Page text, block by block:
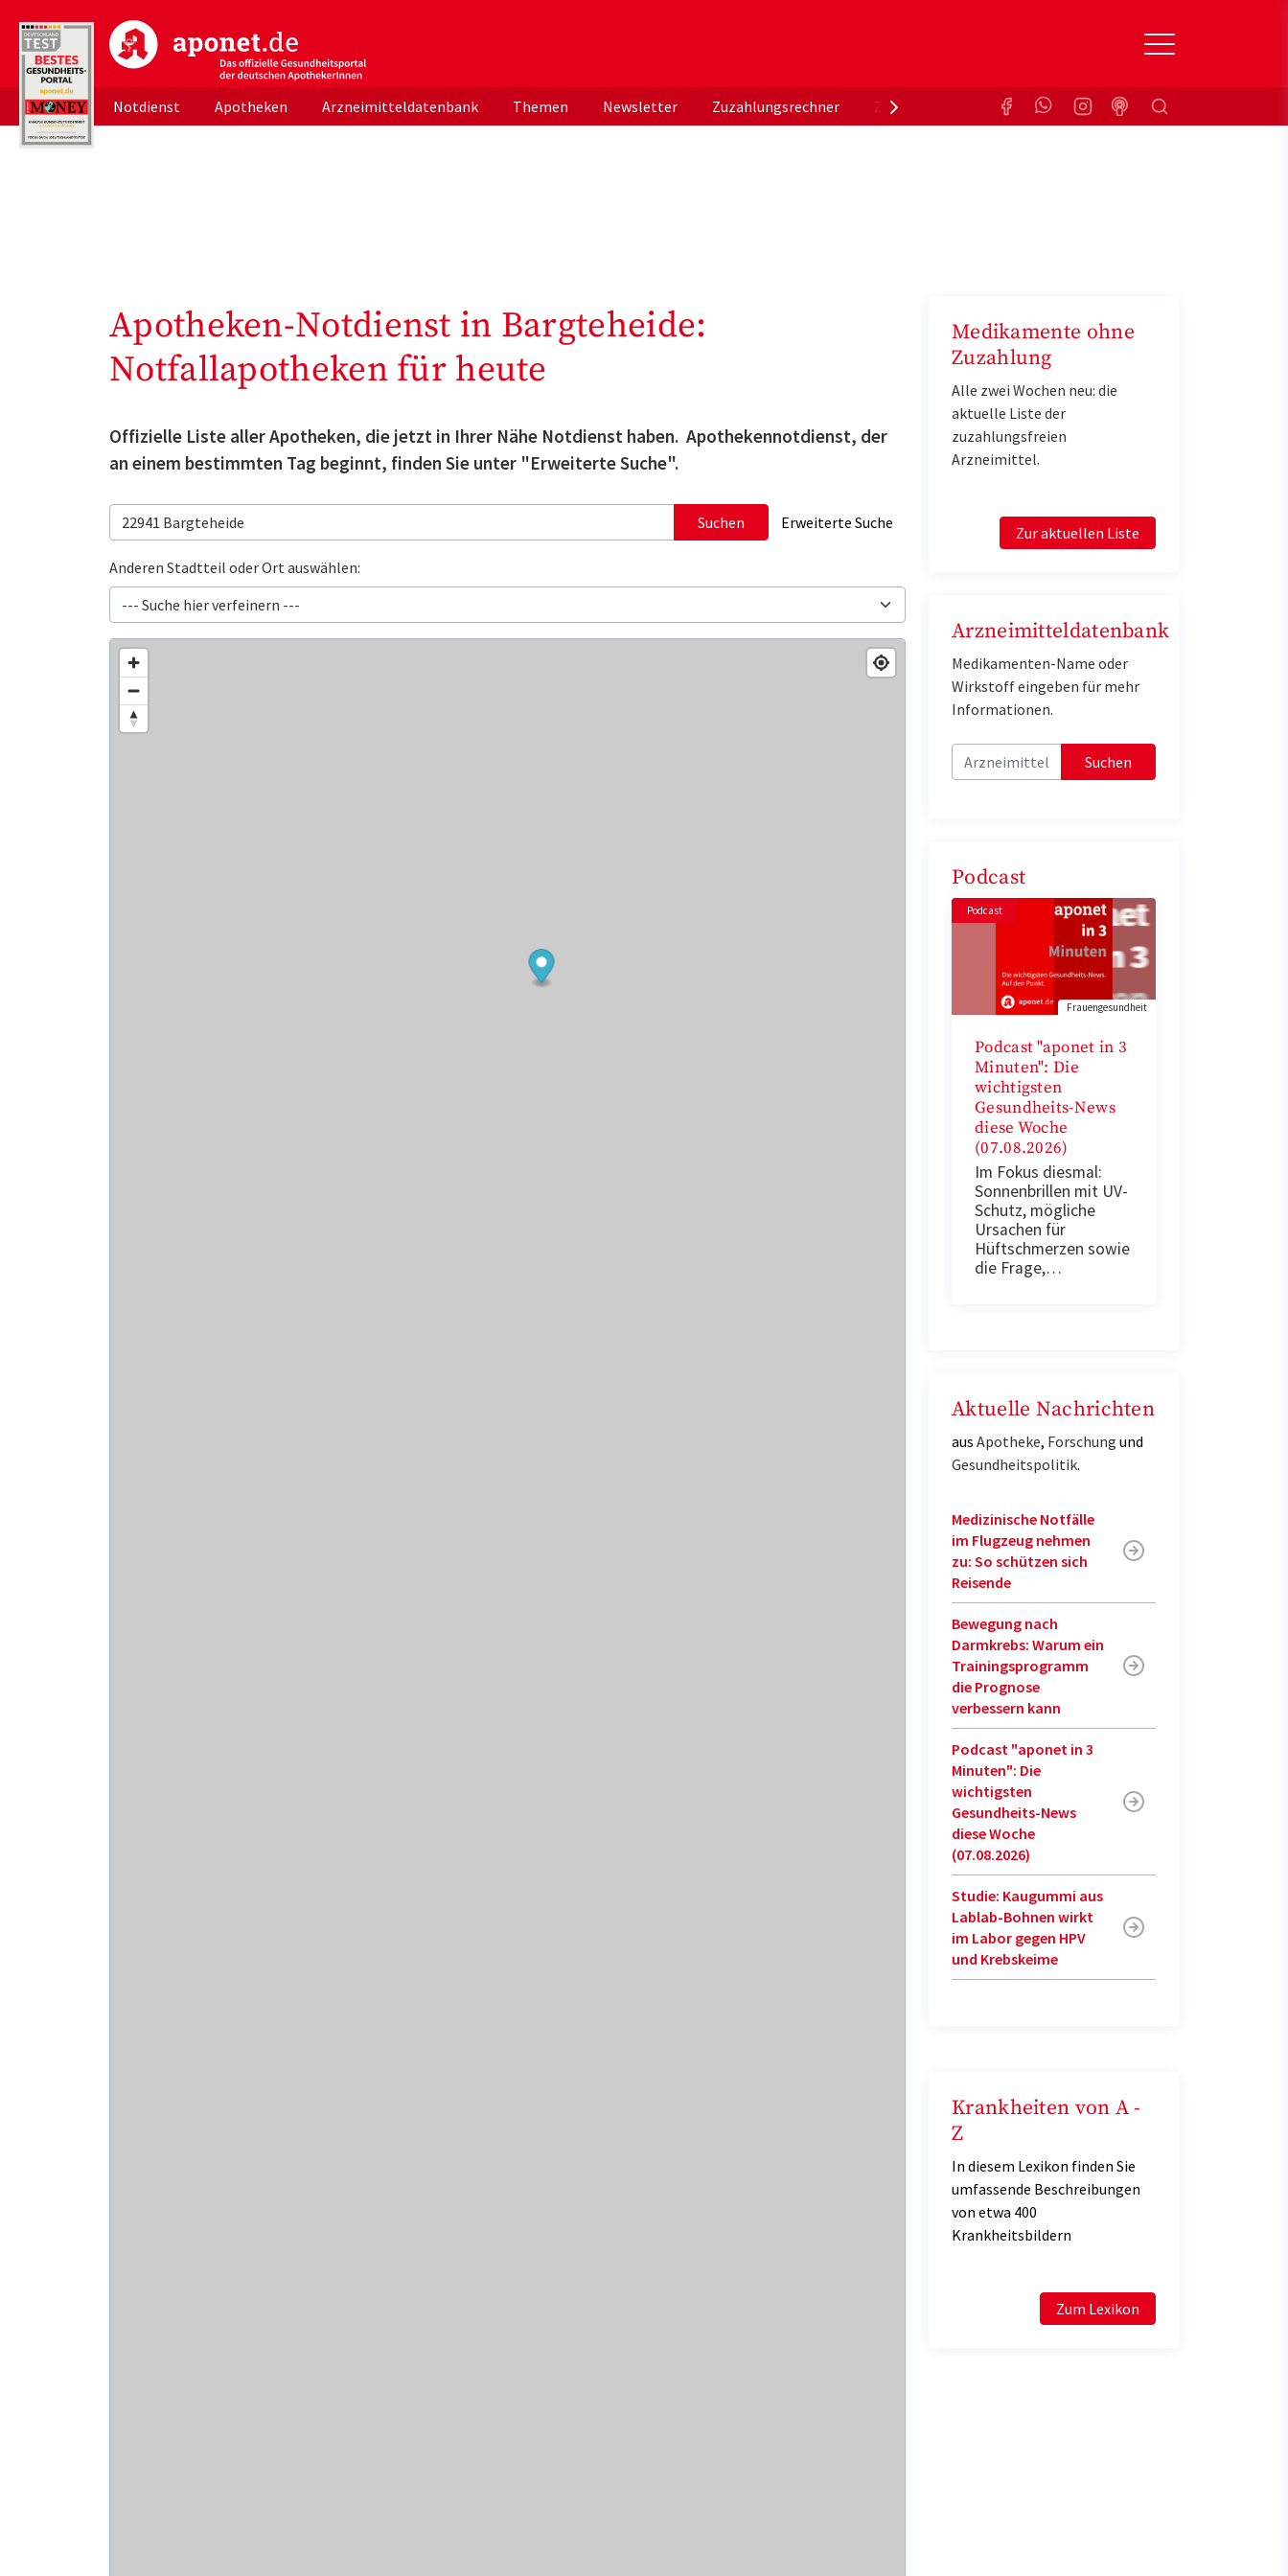
aponet.de - Das offizielle Gesundheitsportal der deutschen ApothekerInnen
Notdienst Apotheken Arzneimitteldatenbank Themen Newsletter Zuzahlungsrechner Zuzahlungsbefreiung KrankenkasseSuchen
Apotheken-Notdienst in Bargteheide:
Notfallapotheken für heute
Offizielle Liste aller Apotheken, die jetzt in Ihrer Nähe Notdienst haben. Apothekennotdienst, der
an einem bestimmten Tag beginnt, finden Sie unter "Erweiterte Suche".
Suchen Erweiterte Suche
Anderen Stadtteil oder Ort auswählen:
Medikamente ohne
Zuzahlung
Alle zwei Wochen neu: die
aktuelle Liste der
zuzahlungsfreien
Arzneimittel.
Zur aktuellen Liste
Arzneimitteldatenbank
Medikamenten-Name oder
Wirkstoff eingeben für mehr
Informationen.
Suchen
Podcast
Podcast
Frauengesundheit
Podcast "aponet in 3
Minuten": Die
wichtigsten
Gesundheits-News
diese Woche
(07.08.2026)
Im Fokus diesmal:
Sonnenbrillen mit UV-
Schutz, mögliche
Ursachen für
Hüftschmerzen sowie
die Frage,…
Aktuelle Nachrichten
aus Apotheke, Forschung und
Gesundheitspolitik.
Medizinische Notfälle
im Flugzeug nehmen
zu: So schützen sich
Reisende
Bewegung nach
Darmkrebs: Warum ein
Trainingsprogramm
die Prognose
verbessern kann
Podcast "aponet in 3
Minuten": Die
wichtigsten
Gesundheits-News
diese Woche
(07.08.2026)
Studie: Kaugummi aus
Lablab-Bohnen wirkt
im Labor gegen HPV
und Krebskeime
Krankheiten von A -
Z
In diesem Lexikon finden Sie
umfassende Beschreibungen
von etwa 400
Krankheitsbildern
Zum Lexikon